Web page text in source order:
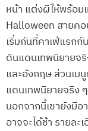
หน้า แต่งผีให้พร้อม
Halloween สายค
เริ่มกันที่คาเฟ่แรกกั
ดินแดนเทพนิยายจริ
และอังกฤษ ส่วนเม
แดนเทพนิยายจริง
นอกจากนี้เขายังมีอ
อาจจะได้ช้า รายละ